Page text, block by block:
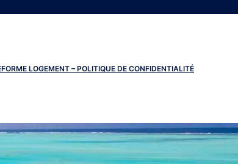
LOGEMENT – POLITIQUE DE CONFIDENTIALITÉ